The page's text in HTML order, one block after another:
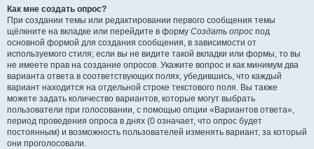
Как мне создать опрос?
При создании темы или редактировании первого сообщения темы
щёлкните на вкладке или перейдите в форму Создать опрос под
основной формой для создания сообщения, в зависимости от
используемого стиля; если вы не видите такой вкладки или формы, то вы
не имеете прав на создание опросов. Укажите вопрос и как минимум два
варианта ответа в соответствующих полях, убедившись, что каждый
вариант находится на отдельной строке текстового поля. Вы также
можете задать количество вариантов, которые могут выбрать
пользователи при голосовании, с помощью опции «Вариантов ответа»,
период проведения опроса в днях (0 означает, что опрос будет
постоянным) и возможность пользователей изменять вариант, за который
они проголосовали.